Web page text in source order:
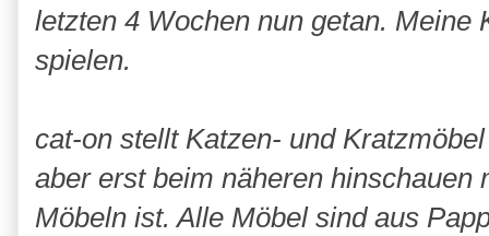
letzten 4 Wochen nun getan. Meine
spielen.
cat-on stellt Katzen- und
aber erst beim näheren
Möbeln ist. Alle Möbel sind aus